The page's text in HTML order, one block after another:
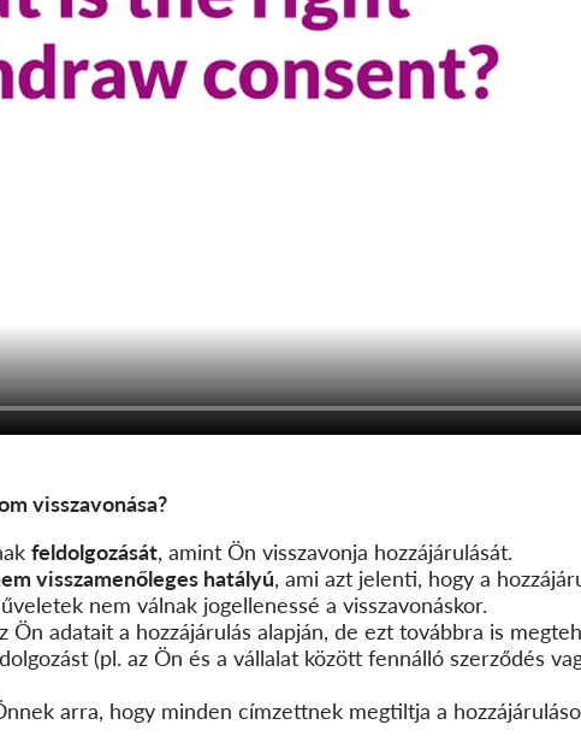
visszavonása?
feldolgozását, amint Ön visszavonja hozzájárulását.
visszamenőleges hatályú, ami azt jelenti, hogy a
nem válnak jogellenessé a visszavonáskor.
adatait a hozzájárulás alapján, de ezt továbbra is
(pl. az Ön és a vállalat között fennálló szerződés
arra, hogy minden címzettnek megtiltja a